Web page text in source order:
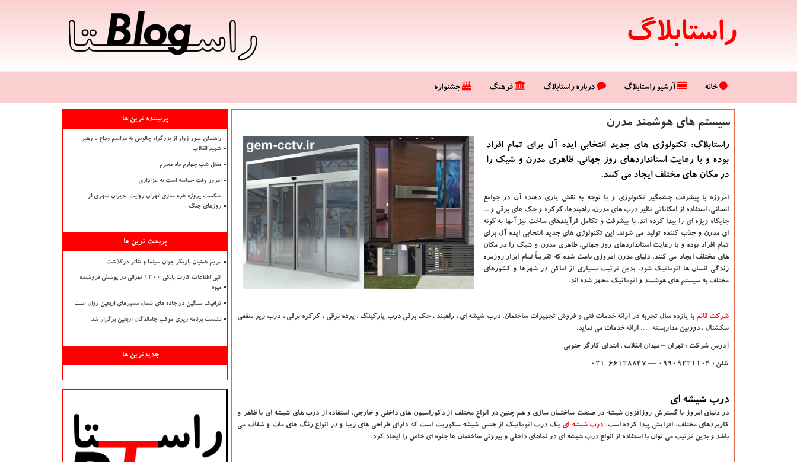
راستابلاگ
خانه آرشیو راستابلاگ درباره راستابلاگ فرهنگ جشنواره
سیستم های هوشمند مدرن
راستابلاگ: تكنولوژی های جدید انتخابی ایده آل برای تمام افراد
بوده و با رعایت استانداردهای روز جهانی، ظاهری مدرن و شیك را
در مكان های مختلف ایجاد می كنند.
امروزه با پیشرفت چشمگیر تکنولوژی و با توجه به نقش یاری دهنده آن در جوامع
انسانی، استفاده از امکاناتی نظیر درب های مدرن، راهبندها، کرکره و جک های برقی و ...
جایگاه ویژه ای را پیدا کرده اند. با پیشرفت و تکامل فرآیندهای ساخت نیز آنها به گونه
ای مدرن و جذب کننده تولید می شوند. این تکنولوژی های جدید انتخابی ایده آل برای
تمام افراد بوده و با رعایت استانداردهای روز جهانی، ظاهری مدرن و شیک را در مکان
های مختلف ایجاد می کنند. دنیای مدرن امروزی باعث شده که تقریباً تمام ابزار روزمره
زندگی انسان ها اتوماتیک شود. بدین ترتیب بسیاری از اماکن در شهرها و کشورهای
مختلف به سیستم های هوشمند و اتوماتیک مجهز شده اند.
شرکت قائم با یازده سال تجربه در ارائه خدمات فنی و فروش تجهیزات ساختمان. درب شیشه ای ، راهبند ، جک برقی درب پارکینگ ، پرده برقی ، کرکره برقی ، درب زیر سقفی
سکشنال ، دوربین مداربسته …. ارائه خدمات می نماید.
آدرس شرکت : تهران – میدان انقلاب ، ابتدای کارگر جنوبی
تلفن : 09909221104
—
66128847-021
درب شیشه ای
در دنیای امروز با گسترش روزافزون شیشه در صنعت ساختمان سازی و هم چنین در انواع مختلف از دکوراسیون های داخلی و خارجی، استفاده از درب های شیشه ای با ظاهر و
کاربردهای مختلف، افزایش پیدا کرده است. درب شیشه ای یک درب اتوماتیک از جنس شیشه سکوریت است که دارای طراحی های زیبا و در انواع رنگ های مات و شفاف می
باشد و بدین ترتیب می توان با استفاده از انواع درب شیشه ای در نماهای داخلی و بیرونی ساختمان ها جلوه ای خاص را ایجاد کرد.
پربیننده ترین ها
راهنمای عبور زوار از بزرگراه چالوس به مراسم وداع با رهبر
شهید انقلاب
مقتل شب چهارم ماه محرم
امروز وقت حماسه است نه عزاداری
شکست پروژه غزه سازی تهران روایت مدیران شهری از
روزهای جنگ
پربحث ترین ها
مریم همتیان بازیگر جوان سینما و تئاتر درگذشت
کپی اطلاعات کارت بانکی ۱۲۰۰ تهرانی در پوشش فروشنده
میوه
ترافیک سنگین در جاده های شمال مسیرهای اربعین روان است
نشست برنامه ریزی موکب جاماندگان اربعین برگزار شد
جدیدترین ها